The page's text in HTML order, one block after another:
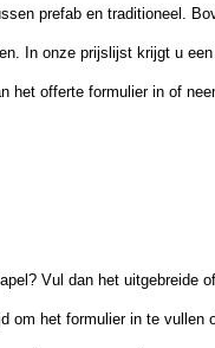
prefab en traditioneel.
In onze prijslijst krijgt u
het offerte formulier in of
Vul dan het uitgebreide
om het formulier in te vullen